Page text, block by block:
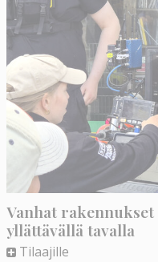
Vanhat
yllättävällä tavalla
Tilaajille